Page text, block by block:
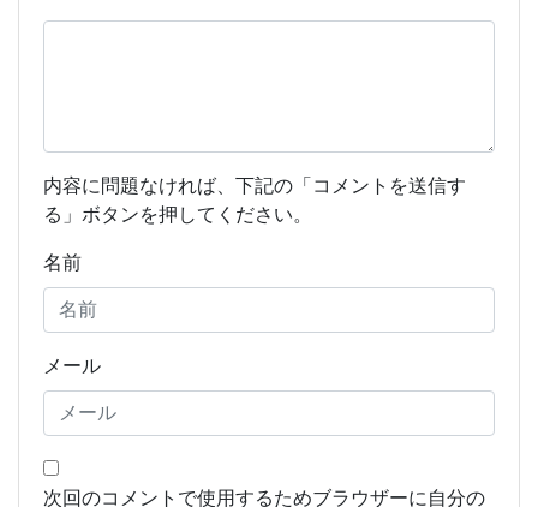
内容に問題なければ、下記の「コメントを送信す
る」ボタンを押してください。
名前
メール
次回のコメントで使用するためブラウザーに自分の